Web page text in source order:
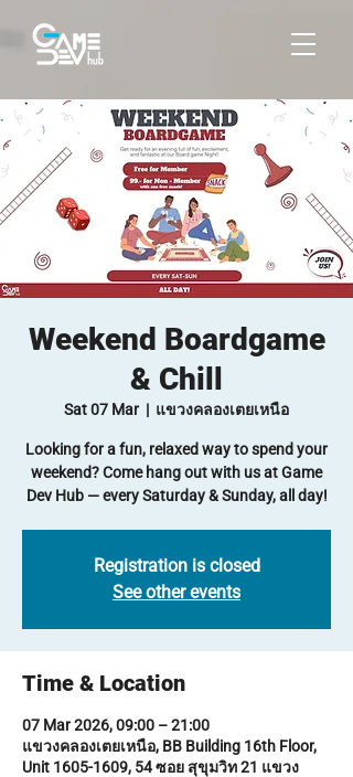
Weekend Boardgame
& Chill
Sat 07 Mar
  |
แขวงคลองเตยเหนือ
Looking for a fun, relaxed way to spend your
weekend? Come hang out with us at Game
Dev Hub — every Saturday & Sunday, all day!
Registration is closed
See other events
Time & Location
07 Mar 2026, 09:00 – 21:00
แขวงคลองเตยเหนือ, BB Building 16th Floor,
Unit 1605-1609, 54 ซอย สุขุมวิท 21 แขวง